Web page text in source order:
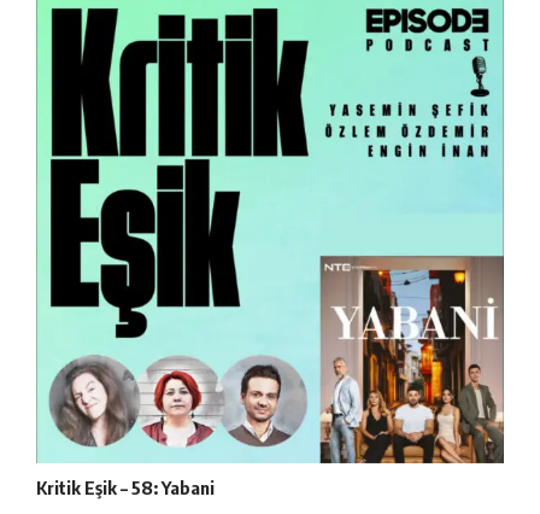
Kritik Eşik – 58: Yabani